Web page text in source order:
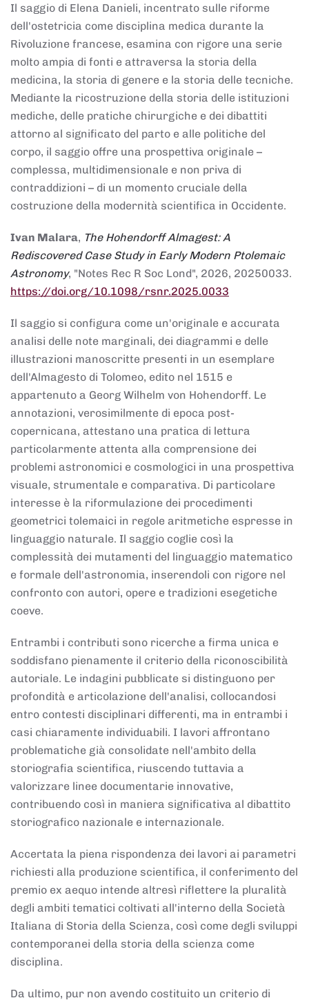
Il saggio di Elena Danieli, incentrato sulle riforme
dell'ostetricia come disciplina medica durante la
Rivoluzione francese, esamina con rigore una serie
molto ampia di fonti e attraversa la storia della
medicina, la storia di genere e la storia delle tecniche.
Mediante la ricostruzione della storia delle istituzioni
mediche, delle pratiche chirurgiche e dei dibattiti
attorno al significato del parto e alle politiche del
corpo, il saggio offre una prospettiva originale –
complessa, multidimensionale e non priva di
contraddizioni – di un momento cruciale della
costruzione della modernità scientifica in Occidente.
Ivan Malara, The Hohendorff Almagest: A
Rediscovered Case Study in Early Modern Ptolemaic
Astronomy, "Notes Rec R Soc Lond", 2026, 20250033.
https://doi.org/10.1098/rsnr.2025.0033
Il saggio si configura come un'originale e accurata
analisi delle note marginali, dei diagrammi e delle
illustrazioni manoscritte presenti in un esemplare
dell'Almagesto di Tolomeo, edito nel 1515 e
appartenuto a Georg Wilhelm von Hohendorff. Le
annotazioni, verosimilmente di epoca post-
copernicana, attestano una pratica di lettura
particolarmente attenta alla comprensione dei
problemi astronomici e cosmologici in una prospettiva
visuale, strumentale e comparativa. Di particolare
interesse è la riformulazione dei procedimenti
geometrici tolemaici in regole aritmetiche espresse in
linguaggio naturale. Il saggio coglie così la
complessità dei mutamenti del linguaggio matematico
e formale dell'astronomia, inserendoli con rigore nel
confronto con autori, opere e tradizioni esegetiche
coeve.
Entrambi i contributi sono ricerche a firma unica e
soddisfano pienamente il criterio della riconoscibilità
autoriale. Le indagini pubblicate si distinguono per
profondità e articolazione dell'analisi, collocandosi
entro contesti disciplinari differenti, ma in entrambi i
casi chiaramente individuabili. I lavori affrontano
problematiche già consolidate nell'ambito della
storiografia scientifica, riuscendo tuttavia a
valorizzare linee documentarie innovative,
contribuendo così in maniera significativa al dibattito
storiografico nazionale e internazionale.
Accertata la piena rispondenza dei lavori ai parametri
richiesti alla produzione scientifica, il conferimento del
premio ex aequo intende altresì riflettere la pluralità
degli ambiti tematici coltivati all'interno della Società
Italiana di Storia della Scienza, così come degli sviluppi
contemporanei della storia della scienza come
disciplina.
Da ultimo, pur non avendo costituito un criterio di